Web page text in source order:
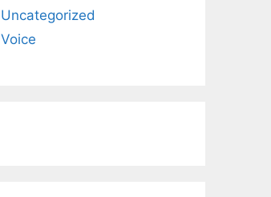
Uncategorized
Voice